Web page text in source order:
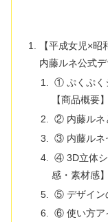
【平成女児×
内藤ルネ公式
① ぷくぷく
【商品概要】
② 内藤ルネ
③ 内藤ルネ
④ 3D立体シ
感・素材感】
⑤ デザイン
⑥ 使い方ア